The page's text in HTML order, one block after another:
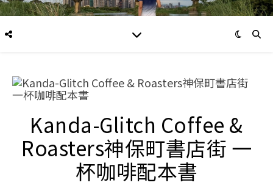
Kanda-Glitch Coffee &
Roasters神保町書店街 一
杯咖啡配本書